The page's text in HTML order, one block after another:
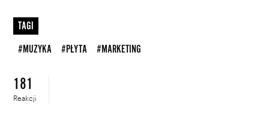
TAGI
#MUZYKA #PŁYTA #MARKETING
181
Reakcji